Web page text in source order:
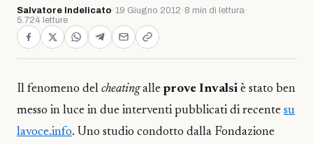
Salvatore Indelicato ·19 Giugno 2012 · 8 min di lettura·
5.724 letture
Il fenomeno del cheatingalle prove Invalsi è stato ben
messo in luce in due interventi pubblicati di recente su
lavoce.info. Uno studio condotto dalla Fondazione